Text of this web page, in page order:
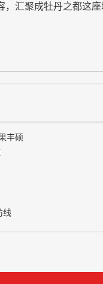
汇聚成牡丹之都这
丰硕
线